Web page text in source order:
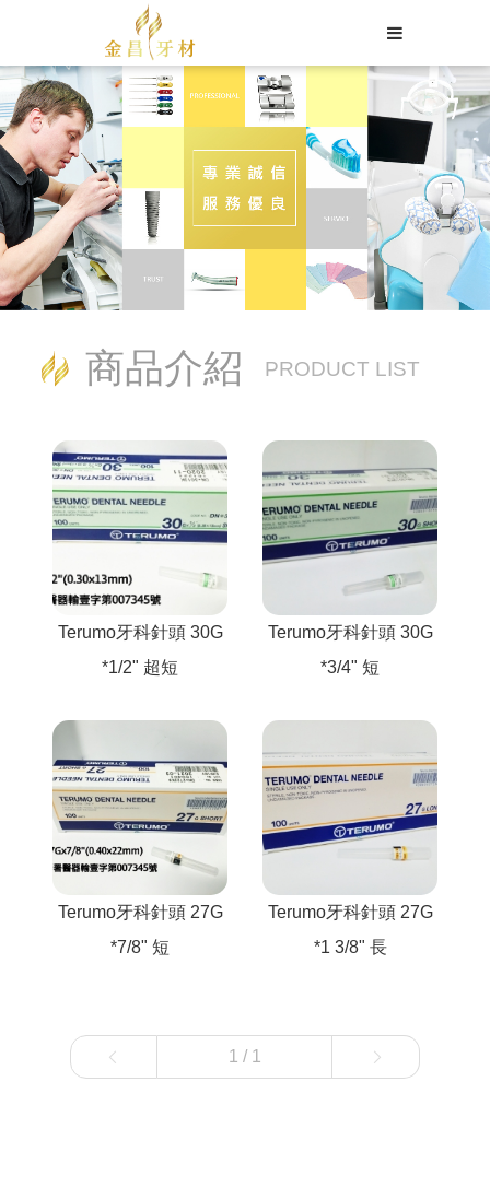
Menu
關於我們
公司販售之產品
商品介紹
針頭 針筒
器械
手機
鉛衣
贋復
GC
SHOFU 松風
根管
File
口衛
牙膏
假牙清潔刷
漱口水
旅行組
矯正
YDM Pliers
YDM Cutter
TASK Pliers
TASK Cutter
Aligner Plier
矯正耗材
機儀器
牙科管理/約診軟體
其他產品
Language
English 商品介紹 PRODUCT LIST
Terumo牙科針頭 30G
*1/2" 超短
Terumo牙科針頭 30G
*3/4" 短
Terumo牙科針頭 27G
*7/8" 短
Terumo牙科針頭 27G
*1 3/8" 長
1 / 1